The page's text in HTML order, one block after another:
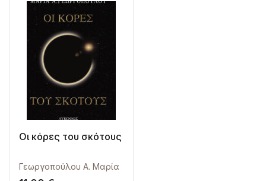
Οι κόρες του σκότους
Γεωργοπούλου Α. Μαρία